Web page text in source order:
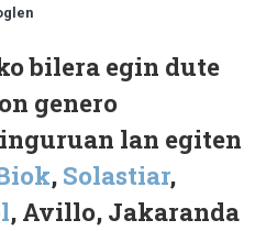
bilera egin dute
genero
lan egiten
, Solastiar,
, Avillo, Jakaranda